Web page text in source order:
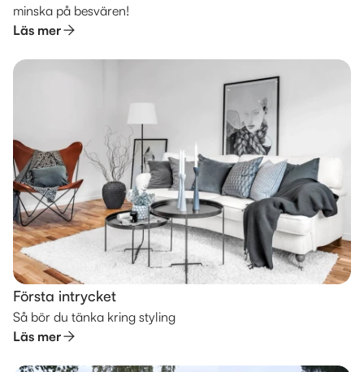
minska på besvären!
Läs mer
Första intrycket
Så bör du tänka kring styling
Läs mer